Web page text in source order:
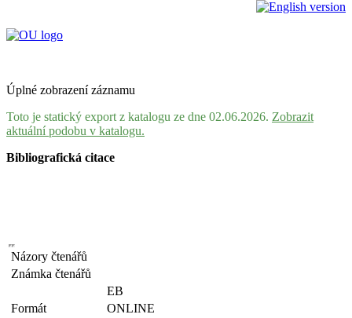
Úplné zobrazení záznamu
Toto je statický export z katalogu ze dne 02.06.2026. Zobrazit
aktuální podobu v katalogu.
Bibliografická citace
Názory čtenářů
Známka čtenářů
EB
Formát
ONLINE